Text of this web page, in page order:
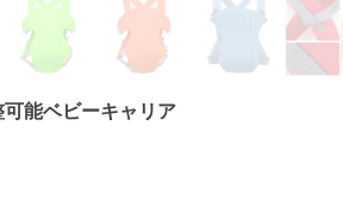
能ベビーキャリア